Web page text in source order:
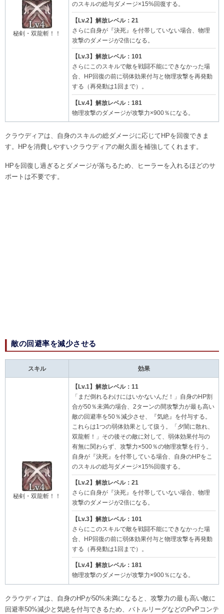
秘剣・双龍斬！！
のスキルの総与ダメージ×15%回復する。
【Lv.2】解放レベル：21
さらに自身が『決死』を付帯していない場合、物理
攻撃のダメージが2倍になる。
【Lv.3】解放レベル：101
さらにこのスキルで敵を戦闘不能にできなかった場
合、HP回復の前に弱体効果付与と物理攻撃を再発動
する（再発動は1回まで）。
【Lv.4】解放レベル：181
物理攻撃のダメージが攻撃力×900％になる。
クラウディアは、自身のスキルの総ダメージに応じてHPを回復できま
す。HPを消費しやすいクラウディアの耐久面を補強してくれます。
HPを回復し過ぎるとダメージが落ちるため、ヒーラーを入れるほどのサ
ポートは不要です。
敵の回避率を減少させる
スキル 効果
秘剣・双龍斬！！
【Lv.1】解放レベル：11
「まだ倒れるわけにはいかないんだ！」自身のHP割
合が50％未満の場合、2ターンの間攻撃力が最も高い
敵の回避率を50％減少させ、『気絶』を付与する。
これらは1つの弱体効果として扱う。「夕闇に散れ、
双龍斬！」その後その敵に対して、弱体効果付与の
有無に関わらず、攻撃力×500％の物理攻撃を行う。
自身が『決死』を付帯している場合、自身のHPをこ
のスキルの総与ダメージ×15%回復する。
【Lv.2】解放レベル：21
さらに自身が『決死』を付帯していない場合、物理
攻撃のダメージが2倍になる。
【Lv.3】解放レベル：101
さらにこのスキルで敵を戦闘不能にできなかった場
合、HP回復の前に弱体効果付与と物理攻撃を再発動
する（再発動は1回まで）。
【Lv.4】解放レベル：181
物理攻撃のダメージが攻撃力×900％になる。
クラウディアは、自身のHPが50%未満になると、攻撃力の最も高い敵に
回避率50%減少と気絶を付与できるため、バトルリーグなどのPvPコンテ